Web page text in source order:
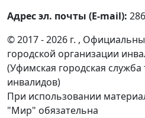
Адрес эл. почты (E-mail):
© 2017 - 2026 г. ,
городской организации
(Уфимская городская служба
инвалидов)
При использовании
"Мир" обязательна